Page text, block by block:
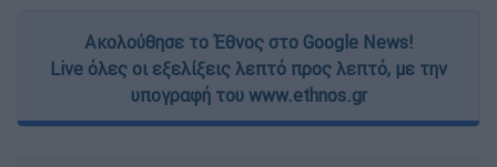
Ακολούθησε το Έθνος στο Google News!
Live όλες οι εξελίξεις λεπτό προς λεπτό, με την
υπογραφή του www.ethnos.gr